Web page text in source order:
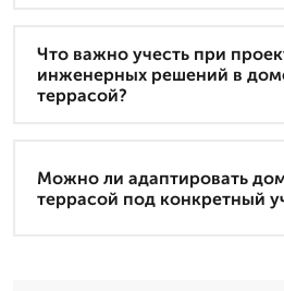
Что важно учесть при
инженерных решений в
террасой?
Можно ли адаптировать
террасой под конкретный